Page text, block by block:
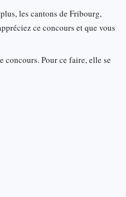
les cantons de Fribourg,
ce concours et que vous
concours. Pour ce faire, elle se